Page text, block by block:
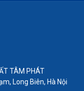
các dòng sản
hãng thì hãy
ty trong hôm
TÂM PHÁT
Long Biên, Hà Nội